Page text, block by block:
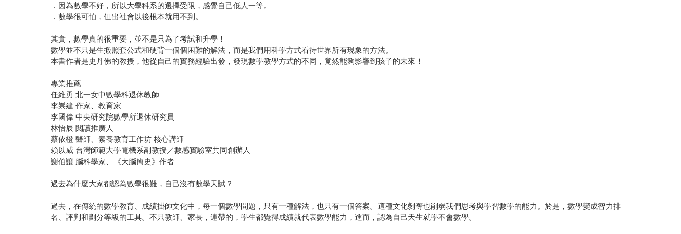
．因為數學不好，所以大學科系的選擇受限，感覺自己低人一等。
．數學很可怕，但出社會以後根本就用不到。
其實，數學真的很重要，並不是只為了考試和升學！
數學並不只是生搬照套公式和硬背一個個困難的解法，而是我們用科學方式看待世界所有現象的方法。
本書作者是史丹佛的教授，他從自己的實務經驗出發，發現數學教學方式的不同，竟然能夠影響到孩子的未來！
專業推薦
任維勇 北一女中數學科退休教師
李崇建 作家、教育家
李國偉 中央研究院數學所退休研究員
林怡辰 閱讀推廣人
蔡依橙 醫師、素養教育工作坊 核心講師
賴以威 台灣師範大學電機系副教授／數感實驗室共同創辦人
謝伯讓 腦科學家、《大腦簡史》作者
過去為什麼大家都認為數學很難，自己沒有數學天賦？
過去，在傳統的數學教育、成績掛帥文化中，每一個數學問題，只有一種解法，也只有一個答案。這種文化剝奪也削弱我們思考與學習數學的能力。於是，數學變成智力排
名、評判和劃分等級的工具。不只教師、家長，連帶的，學生都覺得成績就代表數學能力，進而，認為自己天生就學不會數學。